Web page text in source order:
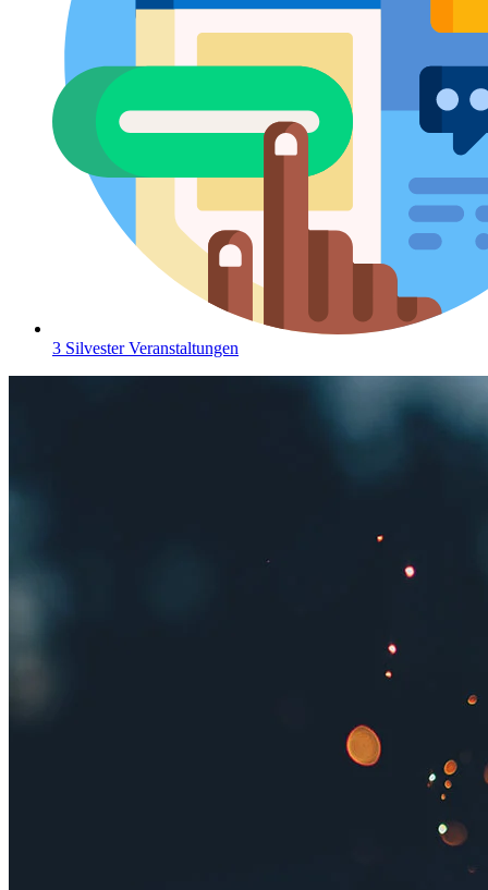
3 Silvester Veranstaltungen